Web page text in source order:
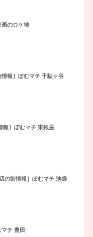
のロケ地
報］ぽむマチ 千駄ヶ谷
報］ぽむマチ 東銀座
の街情報］ぽむマチ 池袋
マチ 豊田